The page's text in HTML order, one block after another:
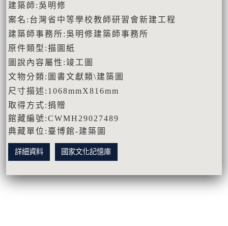
建築師:吳明修
案名:台灣省中等學校教師研習會新建工程
建築師事務所:吳明修建築師事務所
原件類型:描圖紙
圖說內容屬性:竣工圖
文物分類:圖書文獻類\建築圖
尺寸描述:1068mmX816mm
取得方式:捐贈
館藏編號:CWMH29027489
典藏單位:臺博館-建築圖
詳細資料 國家文化記憶庫